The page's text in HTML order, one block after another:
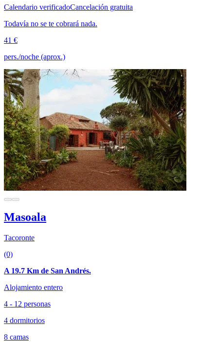
Calendario verificadoCancelación gratuita
Todavía no se te cobrará nada.
41 €
pers./noche (aprox.)
Masoala
Tacoronte
(0)
A 19.7 Km de San Andrés.
Alojamiento entero
4 - 12 personas
4 dormitorios
8 camas